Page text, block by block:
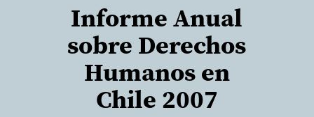
Informe Anual
sobre Derechos
Humanos en
Chile 2007